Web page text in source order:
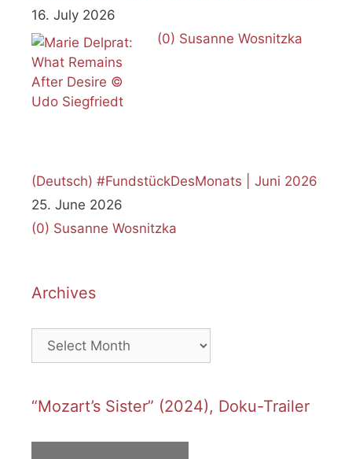
16. July 2026
(0) Susanne Wosnitzka
(Deutsch) #FundstückDesMonats | Juni 2026
25. June 2026
(0) Susanne Wosnitzka
Archives
Archives
“Mozart’s Sister” (2024), Doku-Trailer